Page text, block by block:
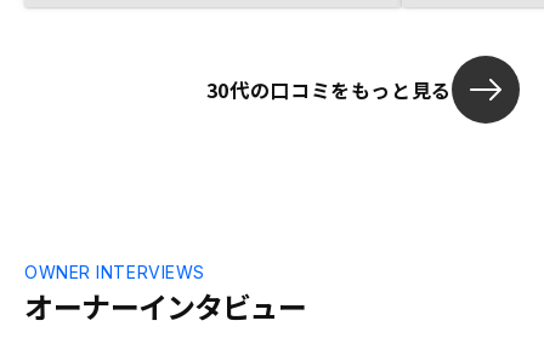
30代の口コミをもっと見る
オーナーインタビュー
OWNER INTERVIEWS